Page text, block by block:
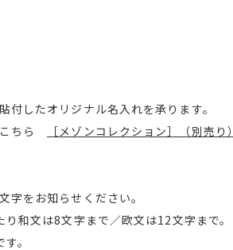
付したオリジナル名入れを承ります。
ちら
［メゾンコレクション］（別売り）
字をお知らせください。
和文は8文字まで／欧文は12文字まで。
。